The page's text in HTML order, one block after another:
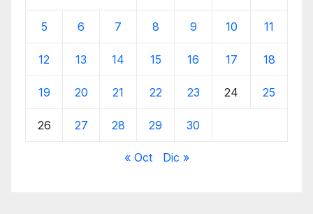
5 6 7 8 9 10 11
12 13 14 15 16 17 18
19 20 21 22 23 24 25
26 27 28 29 30
« Oct Dic »